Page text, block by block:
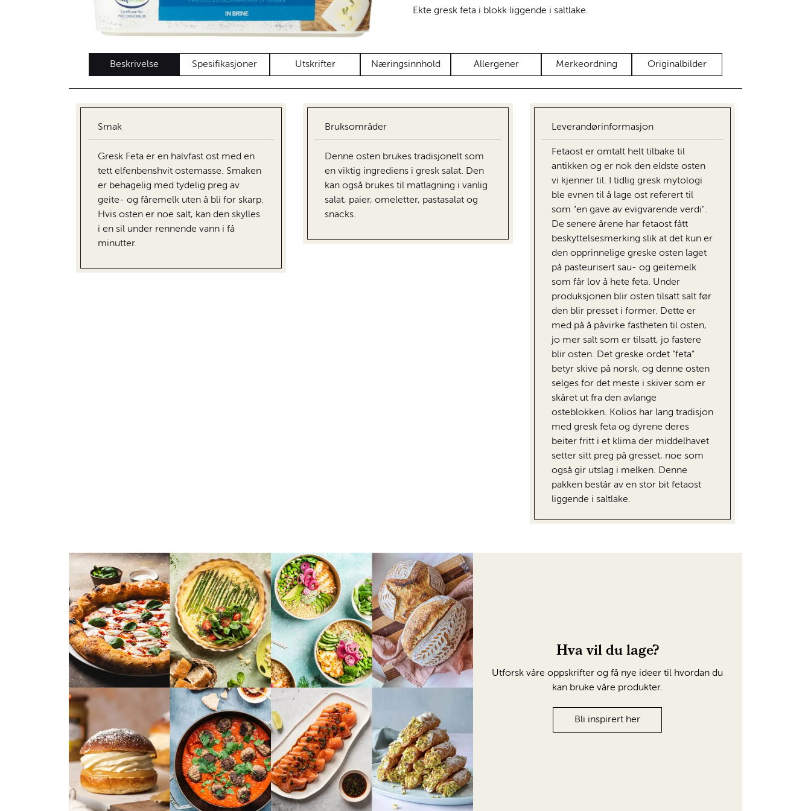
Ekte gresk feta i blokk liggende i saltlake.
Beskrivelse Spesifikasjoner Utskrifter Næringsinnhold Allergener Merkeordning Originalbilder
Smak
Gresk Feta er en halvfast ost med en
tett elfenbenshvit ostemasse. Smaken
er behagelig med tydelig preg av
geite- og fåremelk uten å bli for skarp.
Hvis osten er noe salt, kan den skylles
i en sil under rennende vann i få
minutter.
Bruksområder
Denne osten brukes tradisjonelt som
en viktig ingrediens i gresk salat. Den
kan også brukes til matlagning i vanlig
salat, paier, omeletter, pastasalat og
snacks.
Leverandørinformasjon
Fetaost er omtalt helt tilbake til
antikken og er nok den eldste osten
vi kjenner til. I tidlig gresk mytologi
ble evnen til å lage ost referert til
som "en gave av evigvarende verdi".
De senere årene har fetaost fått
beskyttelsesmerking slik at det kun er
den opprinnelige greske osten laget
på pasteurisert sau- og geitemelk
som får lov å hete feta. Under
produksjonen blir osten tilsatt salt før
den blir presset i former. Dette er
med på å påvirke fastheten til osten,
jo mer salt som er tilsatt, jo fastere
blir osten. Det greske ordet “feta”
betyr skive på norsk, og denne osten
selges for det meste i skiver som er
skåret ut fra den avlange
osteblokken. Kolios har lang tradisjon
med gresk feta og dyrene deres
beiter fritt i et klima der middelhavet
setter sitt preg på gresset, noe som
også gir utslag i melken. Denne
pakken består av en stor bit fetaost
liggende i saltlake.
Hva vil du lage?
Utforsk våre oppskrifter og få nye ideer til hvordan du
kan bruke våre produkter.
Bli inspirert her